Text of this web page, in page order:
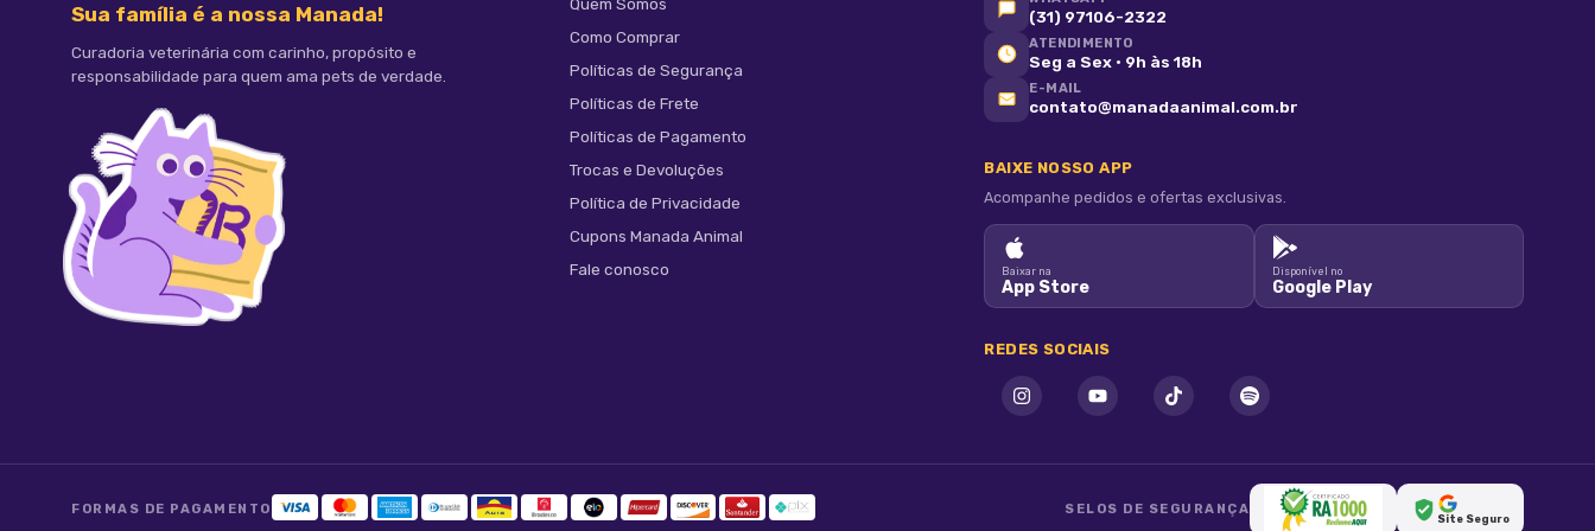
Sua família é a nossa Manada!
Curadoria veterinária com carinho, propósito e
responsabilidade para quem ama pets de verdade.
Como Comprar
Políticas de Segurança
Políticas de Frete
Políticas de Pagamento
Trocas e Devoluções
Política de Privacidade
Cupons Manada Animal
Fale conosco
(31) 97106-2322
ATENDIMENTO
Seg a Sex · 9h às 18h
E-MAIL
contato@manadaanimal.com.br
BAIXE NOSSO APP
Acompanhe pedidos e ofertas exclusivas.
Baixar na
App Store
Disponível no
Google Play
REDES SOCIAIS
FORMAS DE PAGAMENTO SELOS DE SEGURANÇA
Site Seguro